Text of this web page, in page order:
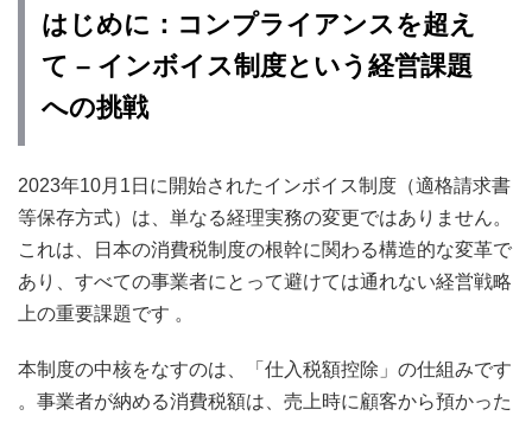
はじめに：コンプライアンスを超え
て – インボイス制度という経営課題
への挑戦
2023年10月1日に開始されたインボイス制度（適格請求書
等保存方式）は、単なる経理実務の変更ではありません。
これは、日本の消費税制度の根幹に関わる構造的な変革で
あり、すべての事業者にとって避けては通れない経営戦略
上の重要課題です 。
本制度の中核をなすのは、「仕入税額控除」の仕組みです
。事業者が納める消費税額は、売上時に顧客から預かった